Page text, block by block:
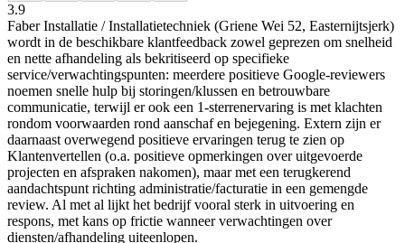
3.9
Faber Installatie / Installatietechniek (Griene Wei 52, Easternijtsjerk)
wordt in de beschikbare klantfeedback zowel geprezen om snelheid
en nette afhandeling als bekritiseerd op specifieke
service/verwachtingspunten: meerdere positieve Google-reviewers
noemen snelle hulp bij storingen/klussen en betrouwbare
communicatie, terwijl er ook een 1-sterrenervaring is met klachten
rondom voorwaarden rond aanschaf en bejegening. Extern zijn er
daarnaast overwegend positieve ervaringen terug te zien op
Klantenvertellen (o.a. positieve opmerkingen over uitgevoerde
projecten en afspraken nakomen), maar met een terugkerend
aandachtspunt richting administratie/facturatie in een gemengde
review. Al met al lijkt het bedrijf vooral sterk in uitvoering en
respons, met kans op frictie wanneer verwachtingen over
diensten/afhandeling uiteenlopen.